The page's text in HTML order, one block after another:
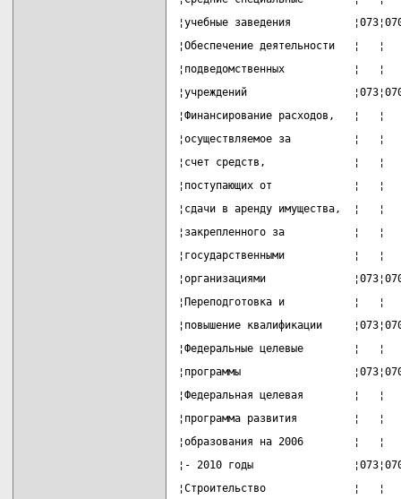
¦учебные заведения
¦Обеспечение деятельности
¦подведомственных
¦учреждений
¦Финансирование расходов,
¦осуществляемое за
¦счет средств,              ¦
¦поступающих от             ¦
¦сдачи в аренду имущества,
¦закрепленного за
¦государственными
¦организациями
¦Переподготовка и
¦повышение квалификации
¦Федеральные целевые
¦программы
¦Федеральная целевая
¦программа развития
¦образования на 2006
¦- 2010 годы
¦Строительство              ¦